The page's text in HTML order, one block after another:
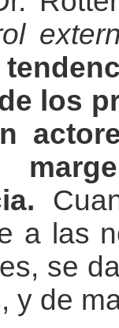
los
a las
se
y de